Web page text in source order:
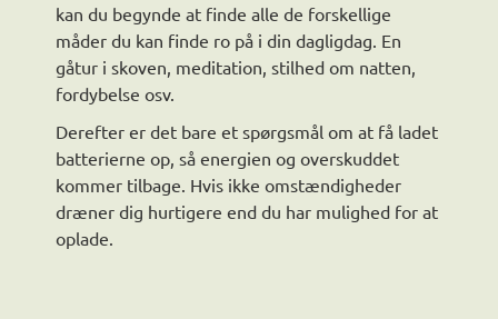
kan du begynde at finde alle de forskellige
måder du kan finde ro på i din dagligdag. En
gåtur i skoven, meditation, stilhed om natten,
fordybelse osv.
Derefter er det bare et spørgsmål om at få ladet
batterierne op, så energien og overskuddet
kommer tilbage. Hvis ikke omstændigheder
dræner dig hurtigere end du har mulighed for at
oplade.